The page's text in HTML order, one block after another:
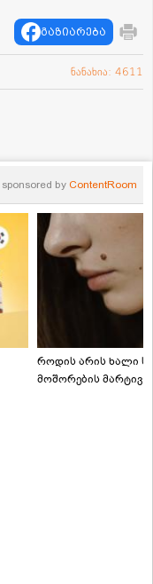
გაზიარება
ნანახია: 4611
sponsored by ContentRoom
როდის არის ხალი
მოშორების